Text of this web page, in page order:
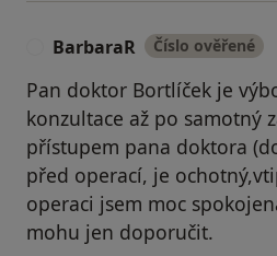
BarbaraR Číslo ověřené
Pan doktor Bortlíček je
konzultace až po samotný
přístupem pana doktora
před operací, je
operaci jsem moc
mohu jen doporučit.